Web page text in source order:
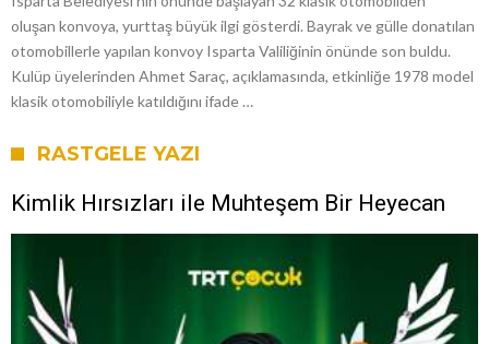
oluşan konvoya, yurttaş büyük ilgi gösterdi. Bayrak ve gülle donatılan
otomobillerle yapılan konvoy Isparta Valiliğinin önünde son buldu.
Kulüp üyelerinden Ahmet Saraç, açıklamasında, etkinliğe 1978 model
klasik otomobiliyle katıldığını ifade …
RASTGELE YAZI
Kimlik Hırsızları ile Muhteşem Bir Heyecan